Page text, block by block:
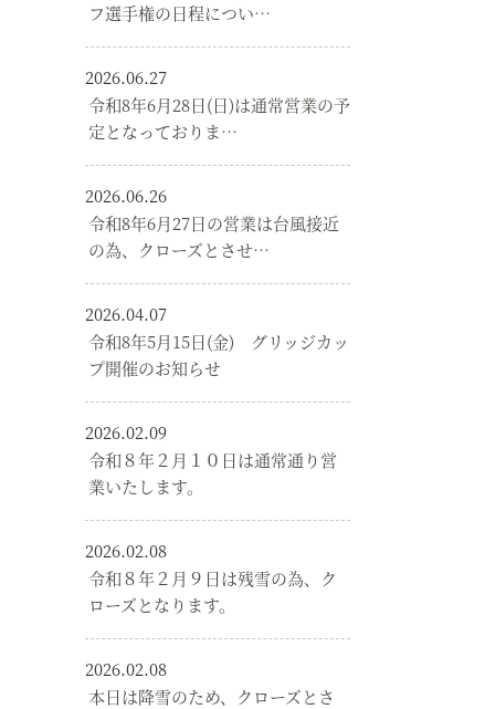
フ選手権の日程につい…
2026.06.27
令和8年6月28日(日)は通常営業の予
定となっておりま…
2026.06.26
令和8年6月27日の営業は台風接近
の為、クローズとさせ…
2026.04.07
令和8年5月15日(金) グリッジカッ
プ開催のお知らせ
2026.02.09
令和８年２月１０日は通常通り営
業いたします。
2026.02.08
令和８年２月９日は残雪の為、ク
ローズとなります。
2026.02.08
本日は降雪のため、クローズとさ